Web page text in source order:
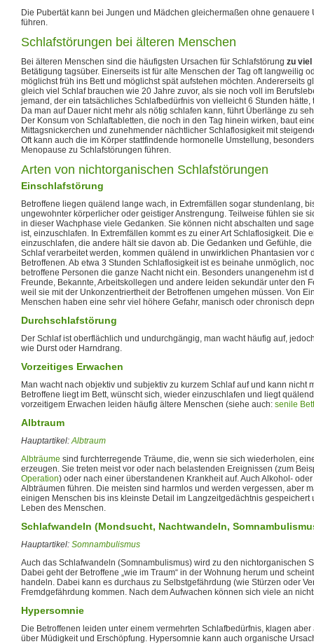
Die Pubertät kann bei Jungen und Mädchen gleichermaßen ohne genauere
führen.
Schlafstörungen bei älteren Menschen
Bei älteren Menschen sind die häufigsten Ursachen für Schlafstörung zu viel
Betätigung tagsüber. Einerseits ist für alte Menschen der Tag oft langweilig
möglichst früh ins Bett und möglichst spät aufstehen möchten. Andererseits
gleich viel Schlaf brauchen wie 20 Jahre zuvor, als sie noch voll im
jemand, der ein tatsächliches Schlafbedürfnis von vielleicht 6 Stunden hätte,
Da man auf Dauer nicht mehr als nötig schlafen kann, führt Überlänge zu
Der Konsum von Schlaftabletten, die noch in den Tag hinein wirken, baut
Mittagsnickerchen und zunehmender nächtlicher Schlaflosigkeit mit
Oft kann auch die im Körper stattfindende hormonelle Umstellung,
Menopause zu Schlafstörungen führen.
Arten von nichtorganischen Schlafstörungen
Einschlafstörung
Betroffene liegen quälend lange wach, in Extremfällen sogar stundenlang,
ungewohnter körperlicher oder geistiger Anstrengung. Teilweise fühlen sie
in dieser Wachphase viele Gedanken. Sie können nicht abschalten und
ist, einzuschlafen. In Extremfällen kommt es zu einer Art Schlaflosigkeit. Die
einzuschlafen, die andere hält sie davon ab. Die Gedanken und Gefühle,
Schlaf verarbeitet werden, kommen quälend in unwirklichen Phantasien vor
Betroffenen. Ab etwa 3 Stunden Schlaflosigkeit ist es beinahe unmöglich,
betroffene Personen die ganze Nacht nicht ein. Besonders unangenehm ist
Freunde, Bekannte, Arbeitskollegen und andere leiden sekundär unter den
weil sie mit der Unkonzentriertheit der Betroffenen umgehen müssen. Von
Menschen haben eine sehr viel höhere Gefahr, manisch oder chronisch
Durchschlafstörung
Der Schlaf ist oberflächlich und undurchgängig, man wacht häufig auf,
wie Durst oder Harndrang.
Vorzeitiges Erwachen
Man wacht nach objektiv und subjektiv zu kurzem Schlaf auf und kann nicht
Betroffene liegt im Bett, wünscht sich, wieder einzuschlafen und liegt
vorzeitigem Erwachen leiden häufig ältere Menschen (siehe auch: senile
Albtraum
Hauptartikel:Albtraum
Albträume sind furchterregende Träume, die, wenn sie sich wiederholen,
erzeugen. Sie treten meist vor oder nach belastenden Ereignissen (zum
Operation) oder nach einer überstandenen Krankheit auf. Auch Alkohol-
Albträumen führen. Die meisten sind harmlos und werden vergessen, aber
einigen Menschen bis ins kleinste Detail im Langzeitgedächtnis gespeichert
Leben des Menschen.
Schlafwandeln (Mondsucht, Nachtwandeln,
Hauptartikel: Somnambulismus
Auch das Schlafwandeln (Somnambulismus) wird zu den nichtorganischen
Dabei geht der Betroffene „wie im Traum“ in der Wohnung herum und
handeln. Dabei kann es durchaus zu Selbstgefährdung (wie Stürzen oder
Fremdgefährdung kommen. Nach dem Aufwachen können sich viele an
Hypersomnie
Die Betroffenen leiden unter einem vermehrten Schlafbedürfnis, klagen aber
über Müdigkeit und Erschöpfung. Hypersomnie kann auch organische